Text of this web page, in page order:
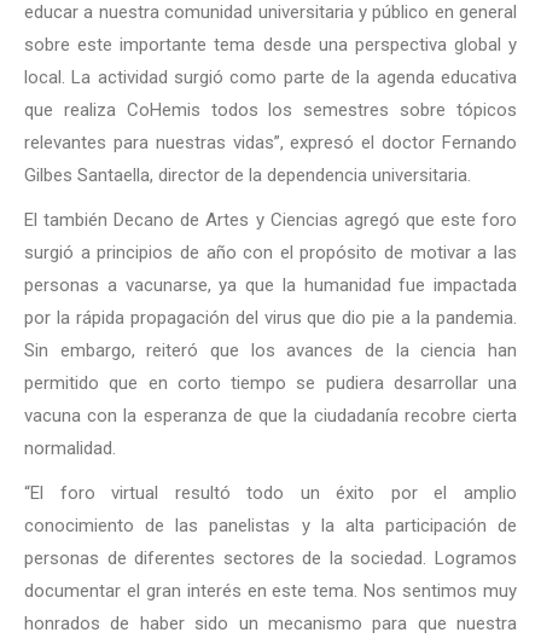
educar a nuestra comunidad universitaria y público en general
sobre este importante tema desde una perspectiva global y
local. La actividad surgió como parte de la agenda educativa
que realiza CoHemis todos los semestres sobre tópicos
relevantes para nuestras vidas”, expresó el doctor Fernando
Gilbes Santaella, director de la dependencia universitaria.
El también Decano de Artes y Ciencias agregó que este foro
surgió a principios de año con el propósito de motivar a las
personas a vacunarse, ya que la humanidad fue impactada
por la rápida propagación del virus que dio pie a la pandemia.
Sin embargo, reiteró que los avances de la ciencia han
permitido que en corto tiempo se pudiera desarrollar una
vacuna con la esperanza de que la ciudadanía recobre cierta
normalidad.
“El foro virtual resultó todo un éxito por el amplio
conocimiento de las panelistas y la alta participación de
personas de diferentes sectores de la sociedad. Logramos
documentar el gran interés en este tema. Nos sentimos muy
honrados de haber sido un mecanismo para que nuestra